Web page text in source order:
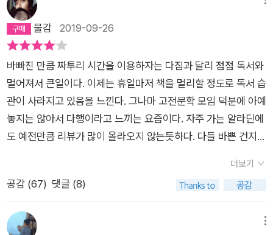
물감 2019-09-26
바빠진 만큼 짜투리 시간을 이용하자는 다짐과 달리 점점 독서와
멀어져서 큰일이다. 이제는 휴일마저 책을 멀리할 정도로 독서 습
관이 사라지고 있음을 느낀다. 그나마 고전문학 모임 덕분에 아예
놓지는 않아서 다행이라고 느끼는 요즘이다. 자주 가는 알라딘에
도 예전만큼 리뷰가 많이 올라오지 않는듯하다. 다들 바쁜 건지
마음도 뒤숭숭해져서 그러신가. 그러고 보니 요새는 동네 고양이
조차 구경하기 힘들어진 듯? 가을이 주는 울적함에 내 기분을 전
례이다. 분명 유명한데 나는 뭔 내용인지도 몰랐고 관심도 없었
더보기
공감 (67) 댓글 (8)